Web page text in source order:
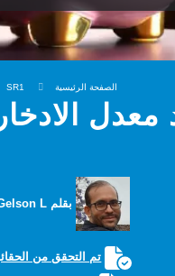
الصفحة الرئيسية SR1
معدل
بقلم Gelson L.
تم التحقق من